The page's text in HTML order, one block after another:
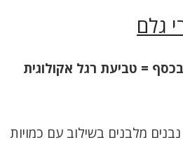
גלם
בכסף = טביעת רגל אקולוגית
מלבנים בשילוב עם כמויות